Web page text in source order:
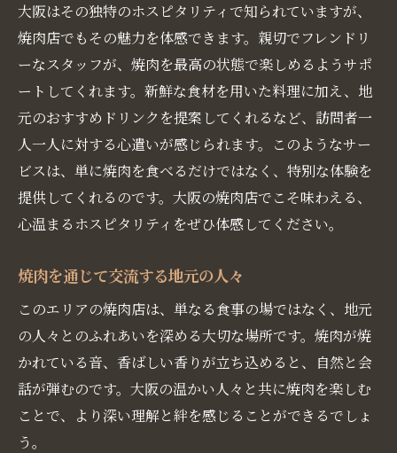
大阪はその独特のホスピタリティで知られていますが、
焼肉店でもその魅力を体感できます。親切でフレンドリ
ーなスタッフが、焼肉を最高の状態で楽しめるようサポ
ートしてくれます。新鮮な食材を用いた料理に加え、地
元のおすすめドリンクを提案してくれるなど、訪問者一
人一人に対する心遣いが感じられます。このようなサー
ビスは、単に焼肉を食べるだけではなく、特別な体験を
提供してくれるのです。大阪の焼肉店でこそ味わえる、
心温まるホスピタリティをぜひ体感してください。
焼肉を通じて交流する地元の人々
このエリアの焼肉店は、単なる食事の場ではなく、地元
の人々とのふれあいを深める大切な場所です。焼肉が焼
かれている音、香ばしい香りが立ち込めると、自然と会
話が弾むのです。大阪の温かい人々と共に焼肉を楽しむ
ことで、より深い理解と絆を感じることができるでしょ
う。